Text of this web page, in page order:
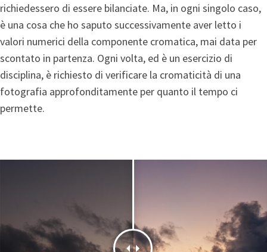
richiedessero di essere bilanciate. Ma, in ogni singolo caso,
è una cosa che ho saputo successivamente aver letto i
valori numerici della componente cromatica, mai data per
scontato in partenza. Ogni volta, ed è un esercizio di
disciplina, è richiesto di verificare la cromaticità di una
fotografia approfonditamente per quanto il tempo ci
permette.